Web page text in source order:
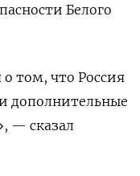
Белого
том, что Россия
дополнительные
— сказал